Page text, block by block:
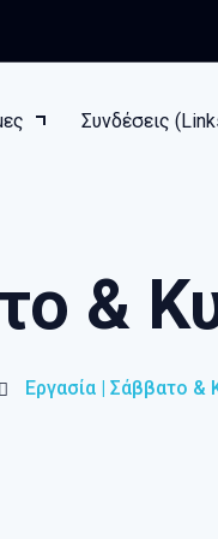
Συνδέσεις
&
Εργασία | Σάββατο &